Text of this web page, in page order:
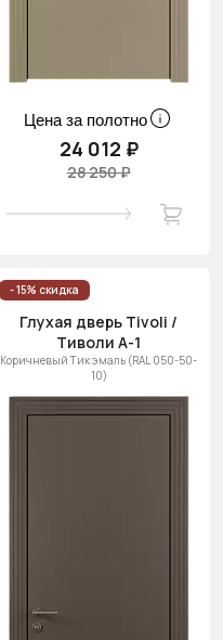
Цена за полотно
24 012 ₽
28 250 ₽
- 15% скидка
Глухая дверь Tivoli /
Тиволи А-1
Коричневый Тик эмаль (RAL 050-50-
10)